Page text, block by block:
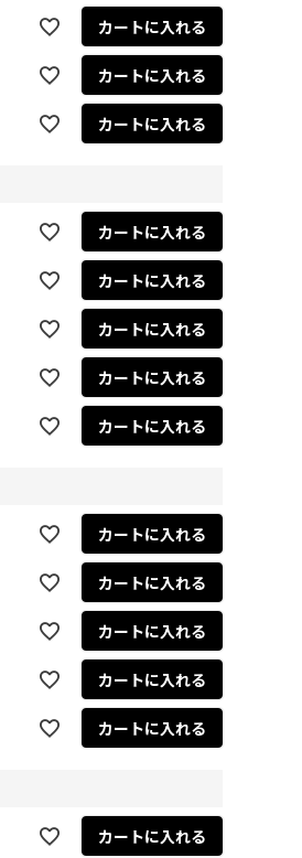
カートに入れる
カートに入れる
カートに入れる
カートに入れる
カートに入れる
カートに入れる
カートに入れる
カートに入れる
カートに入れる
カートに入れる
カートに入れる
カートに入れる
カートに入れる
カートに入れる